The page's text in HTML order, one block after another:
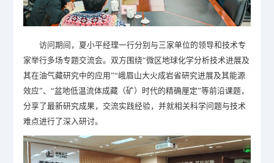
访问期间，夏小平经理一行分别与三家单位的领导和技术专
家举行多场专题交流会。双方围绕“微区地球化学分析技术进展及
其在油气藏研究中的应用”“峨眉山大火成岩省研究进展及其能源
效应”、“盆地低温流体成藏（矿）时代的精确厘定”等前沿课题，
分享了最新研究成果，交流实践经验，并就相关科学问题与技术
难点进行了深入研讨。